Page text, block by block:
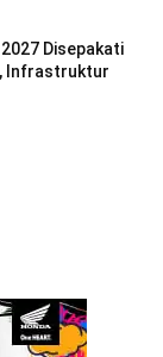
Disepakati
Infrastruktur